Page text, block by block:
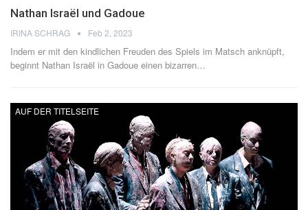
Nathan Israël und Gadoue
IRINA SCHRAG Feb 2, 2023
Indem er mit den kindlichen Freuden des Spiels im Matsch anknüpft,
beginnt Nathan Israël in Gadoue einen bizarren…
AUF DER TITELSEITE